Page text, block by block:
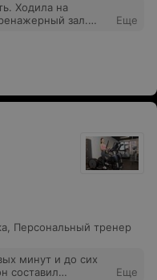
Ходила на
зал.
- да, вечером
час пик.А по
зоны, то она
много, уж не
зона свободных
с собой, так как
зале)
Еще
, Персональный тренер
минут и до сих
составил
Еще